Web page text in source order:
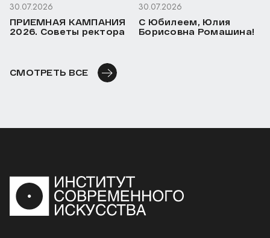
30.07.2026
ПРИЕМНАЯ КАМПАНИЯ
2026. Советы ректора
30.07.2026
С Юбилеем, Юлия
Борисовна Ромашина!
СМОТРЕТЬ ВСЕ